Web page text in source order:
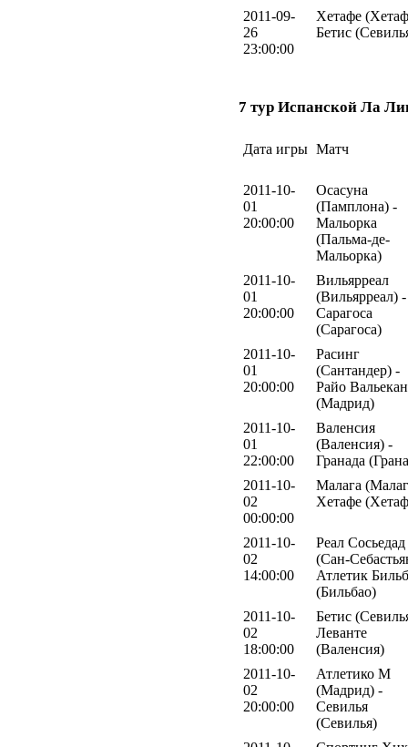
2011-09-
26
23:00:00
Хетафе
Бетис
7 тур Испанской Ла
Дата игры Матч
2011-10-
01
20:00:00
Осасуна
(Памплона) -
Мальорка
(Пальма-де-
Мальорка)
2011-10-
01
20:00:00
Вильярреал
(Вильярреал) -
Сарагоса
(Сарагоса)
2011-10-
01
20:00:00
Расинг
(Сантандер) -
Райо
(Мадрид)
2011-10-
01
22:00:00
Валенсия
(Валенсия) -
Гранада
2011-10-
02
00:00:00
Малага
Хетафе
2011-10-
02
14:00:00
Реал Сосьедад
(Сан-
Атлетик
(Бильбао)
2011-10-
02
18:00:00
Бетис
Леванте
(Валенсия)
2011-10-
02
20:00:00
Атлетико М
(Мадрид) -
Севилья
(Севилья)